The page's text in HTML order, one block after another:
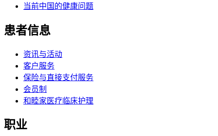
当前中国的健康问题
患者信息
资讯与活动
客户服务
保险与直接支付服务
会员制
和睦家医疗临床护理
职业